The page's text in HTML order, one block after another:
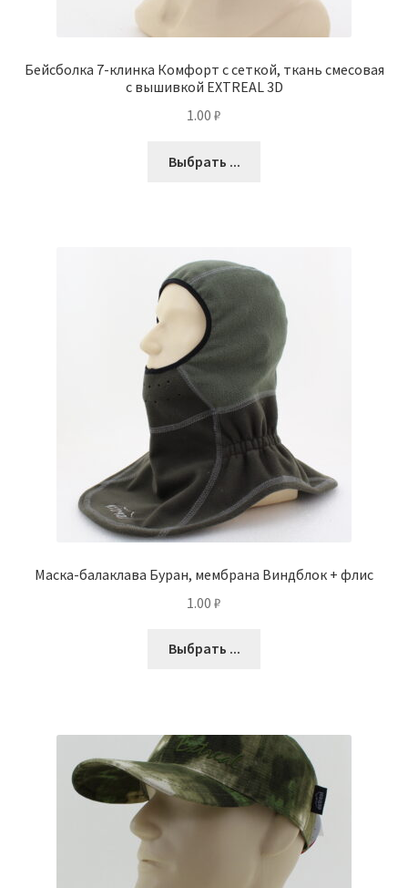
Бейсболка 7-клинка Комфорт с сеткой, ткань смесовая
с вышивкой EXTREAL 3D
1.00 ₽
Выбрать ...
Маска-балаклава Буран, мембрана Виндблок + флис
1.00 ₽
Выбрать ...